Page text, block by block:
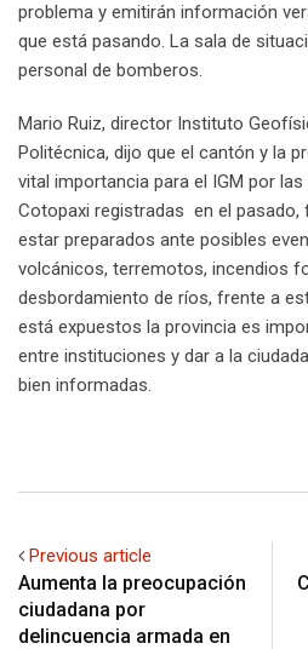
problema y emitirán información
que está pasando. La sala de
personal de bomberos.
Mario Ruiz, director Instituto
Politécnica, dijo que el cantón y la
vital importancia para el IGM por
Cotopaxi registradas en el pasado,
estar preparados ante posibles
volcánicos, terremotos, incendios
desbordamiento de ríos, frente a
está expuestos la provincia es
entre instituciones y dar a la
bien informadas.
Previous article
Aumenta la preocupación
ciudadana por
delincuencia armada en